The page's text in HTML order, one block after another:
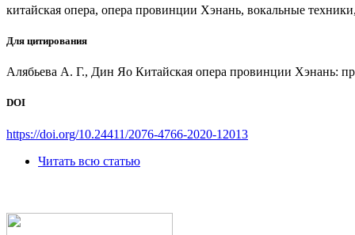
китайская опера, опера провинции Хэнань, вокальные
Для цитирования
Алябьева А. Г., Дин Яо Китайская опера провинции Хэнань:
DOI
https://doi.org/10.24411/2076-4766-2020-12013
Читать всю статью